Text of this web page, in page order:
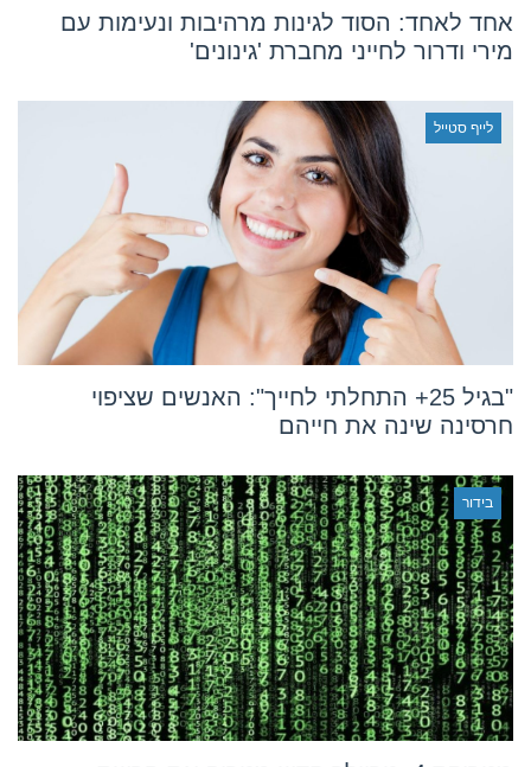
אחד לאחד: הסוד לגינות מרהיבות ונעימות עם
מירי ודרור לחייני מחברת 'גינונים'
לייף סטייל
"בגיל 25+ התחלתי לחייך": האנשים שציפוי
חרסינה שינה את חייהם
בידור